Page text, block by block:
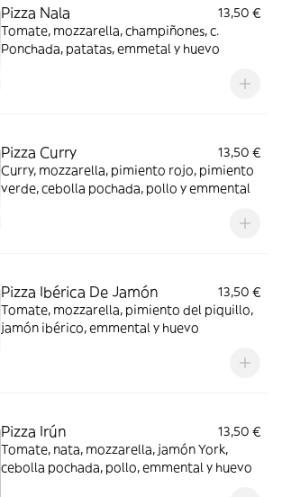
Pizza Nala
13,50 €
Tomate, mozzarella, champiñones, c.
Ponchada, patatas, emmetal y huevo
Pizza Curry
13,50 €
Curry, mozzarella, pimiento rojo, pimiento
verde, cebolla pochada, pollo y emmental
Pizza Ibérica De Jamón
13,50 €
Tomate, mozzarella, pimiento del piquillo,
jamón ibérico, emmental y huevo
Pizza Irún
13,50 €
Tomate, nata, mozzarella, jamón York,
cebolla pochada, pollo, emmental y huevo